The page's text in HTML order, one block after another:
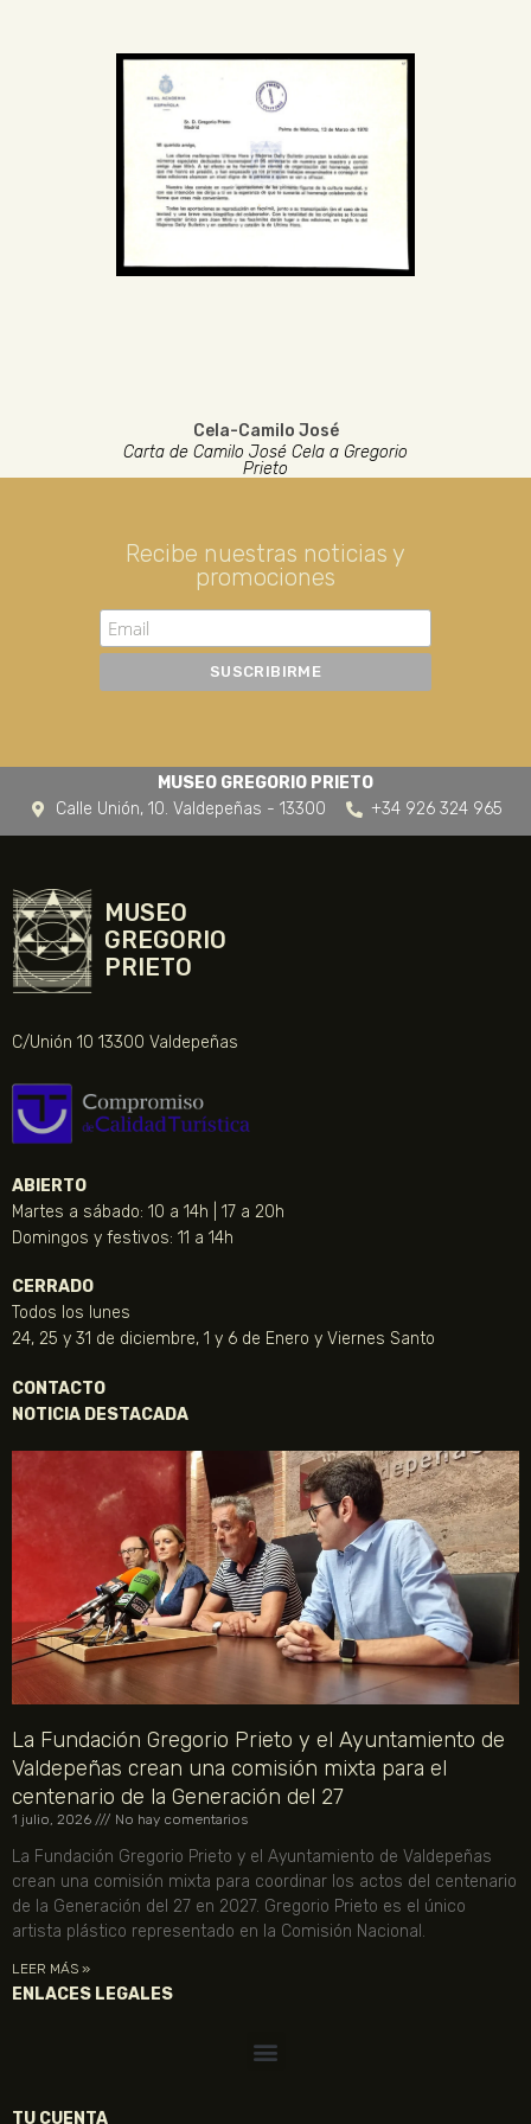
Cela-Camilo José
Carta de Camilo José Cela a Gregorio
Prieto
Recibe nuestras noticias y
promociones
MUSEO GREGORIO PRIETO
Calle Unión, 10. Valdepeñas - 13300
+34 926 324 965
MUSEO
GREGORIO
PRIETO
C/Unión 10 13300 Valdepeñas
ABIERTO
Martes a sábado: 10 a 14h | 17 a 20h
Domingos y festivos: 11 a 14h
CERRADO
Todos los lunes
24, 25 y 31 de diciembre, 1 y 6 de Enero y Viernes Santo
CONTACTO
NOTICIA DESTACADA
La Fundación Gregorio Prieto y el Ayuntamiento de
Valdepeñas crean una comisión mixta para el
centenario de la Generación del 27
1 julio, 2026 No hay comentarios
La Fundación Gregorio Prieto y el Ayuntamiento de Valdepeñas
crean una comisión mixta para coordinar los actos del centenario
de la Generación del 27 en 2027. Gregorio Prieto es el único
artista plástico representado en la Comisión Nacional.
LEER MÁS »
ENLACES LEGALES
TU CUENTA